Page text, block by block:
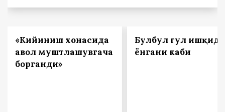
«Кийиниш хонасида
аҳвол муштлашувгача
борганди»
Булбул гул ишқида
ёнгани каби